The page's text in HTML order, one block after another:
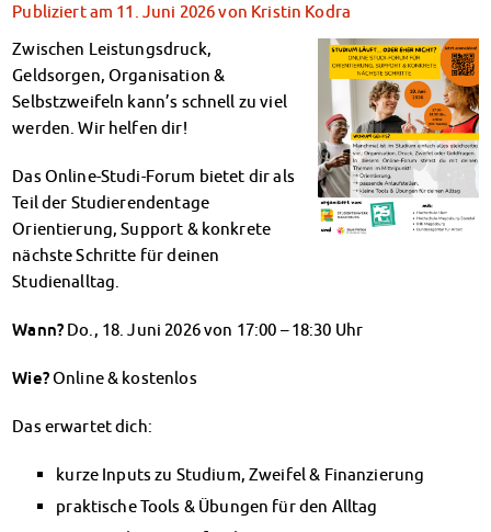
Klimabewusst essen
Mensa-FAQs
CampusCatering
MensaFeedback
Wohnheime im Überblick
Wohnheime in Magdeburg
Wohnheime in Wernigerode
MIT einander – FÜR einander
Schadensmeldung
Dokumente
AnsprechpartnerInnen
Sozialberatung
Publiziert am 11. Juni 2026von Kristin Kodra
Zwischen Leistungsdruck,
Geldsorgen, Organisation &
Selbstzweifeln kann’s schnell zu viel
werden. Wir helfen dir!
Das Online-Studi-Forum bietet dir als
Teil der Studierendentage
Orientierung, Support & konkrete
nächste Schritte für deinen
Studienalltag.
Wann?Do., 18. Juni 2026 von 17:00 – 18:30 Uhr
Wie?Online & kostenlos
Das erwartet dich:
kurze Inputs zu Studium, Zweifel & Finanzierung
praktische Tools & Übungen für den Alltag